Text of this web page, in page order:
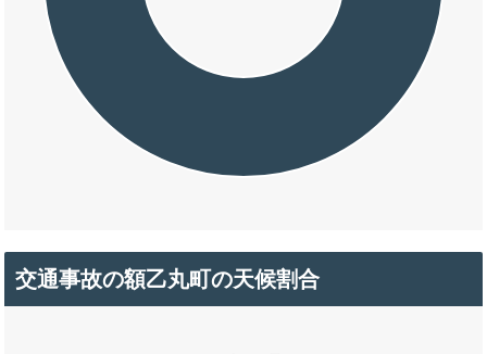
交通事故の額乙丸町の天候割合